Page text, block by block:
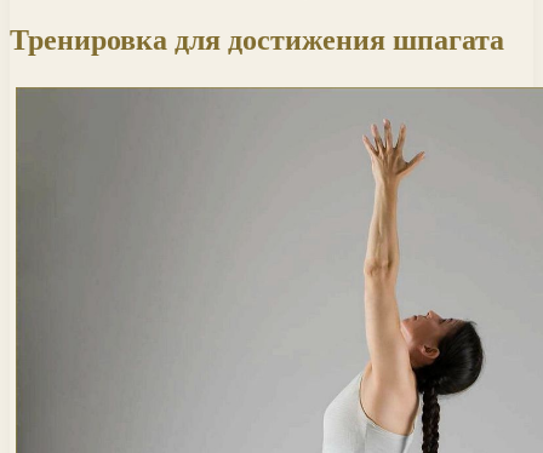
Тренировка для достижения шпагата